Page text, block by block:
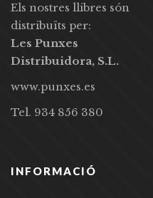
Els nostres llibres són
distribuïts per:
Les Punxes
Distribuidora, S.L.
www.punxes.es
Tel. 934 856 380
INFORMACIÓ